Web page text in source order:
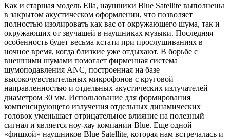
Как и старшая модель Ella, наушники Blue Satellite выполнены
в закрытом акустическом оформлении, что позволяет
полностью изолировать как вас от окружающего шума, так и
окружающих от звучащей в наушниках музыки. Последняя
особенность будет весьма кстати при прослушиваниях в
ночное время, когда близкие уже отдыхают. В борьбе с
внешними шумами помогает фирменная система
шумоподавления ANC, построенная на базе
высокочувствительных микрофонов с круговой
направленностью и отдельных акустических излучателей
диаметром 30 мм. Использование для формирования
компенсирующего излучения отдельных динамических
головок уменьшает отрицательное влияние на полезный
сигнал и является ноу-хау компании Blue. Еще одной
«фишкой» наушников Blue Satellite, которая нам встречалась и